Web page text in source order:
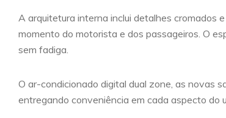
A arquitetura interna inclui detalhes cromados
momento do motorista e dos passageiros. O
sem fadiga.
O ar-condicionado digital dual zone, as novas
entregando conveniência em cada aspecto do